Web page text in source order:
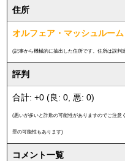
住所
オルフェア・マッシュルーム
(記事から機械的に抽出した住所です。住所は誤
評判
合計: +0 (良: 0, 悪: 0)
(悪いが多いと詐欺の可能性がありますのでご注
罪の可能性もあります)
コメント一覧